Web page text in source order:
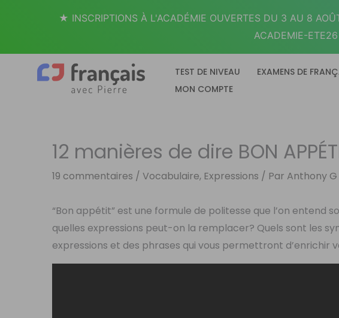
TEST DE NIVEAU EXAMENS DE
MON COMPTE
12 manières de dire BON
19 commentaires /Vocabulaire, Expressions / Par Anthony G
“Bon appétit” est une formule de politesse que l’on entend
quelles expressions peut-on la remplacer? Quels sont les
expressions et des phrases qui vous permettront d’enrichir
★ INSCRIPTIONS À L'ACADÉMIE OUVERTES DU 3 AU 8
ACADEMIE-ETE26